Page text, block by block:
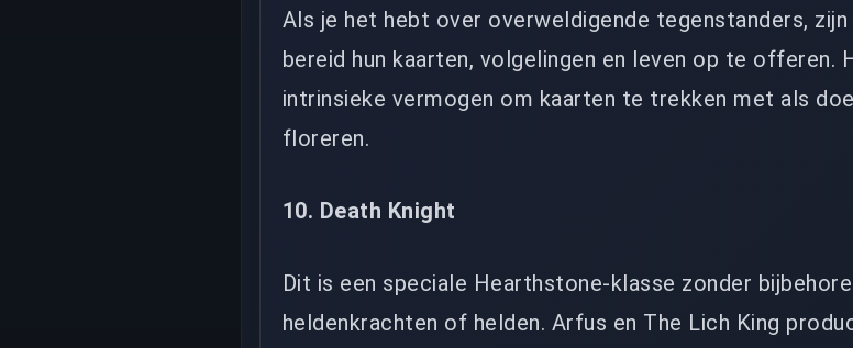
Als je het hebt over overweldigende tegenstanders,
bereid hun kaarten, volgelingen en leven op te offeren.
intrinsieke vermogen om kaarten te trekken met als
floreren.
10. Death Knight
Dit is een speciale Hearthstone-klasse zonder
heldenkrachten of helden. Arfus en The Lich King